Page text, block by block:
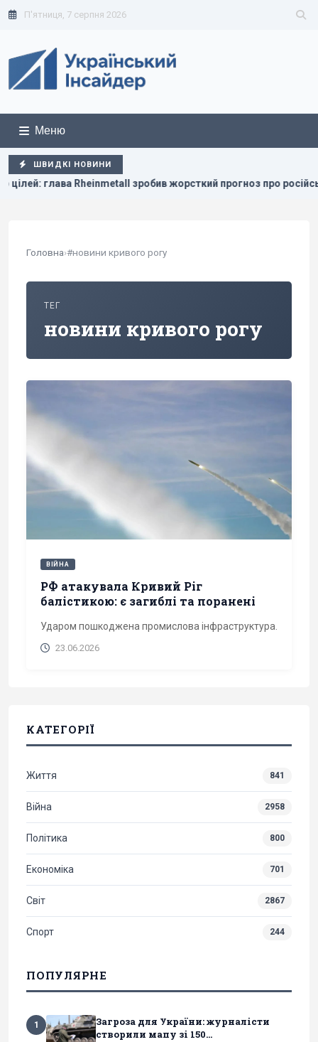
П'ятниця, 7 серпня 2026
Меню
ШВИДКІ НОВИНИ
Rheinmetall зробив жорсткий прогноз про російські дрони
Головна›#новини кривого рогу
ТЕГ
новини кривого рогу
ВІЙНА
РФ атакувала Кривий Ріг
балістикою: є загиблі та поранені
Ударом пошкоджена промислова інфраструктура.
23.06.2026
КАТЕГОРІЇ
Життя 841
Війна 2958
Політика 800
Економіка 701
Світ 2867
Спорт 244
ПОПУЛЯРНЕ
1
Загроза для України: журналісти
створили мапу зі 150...